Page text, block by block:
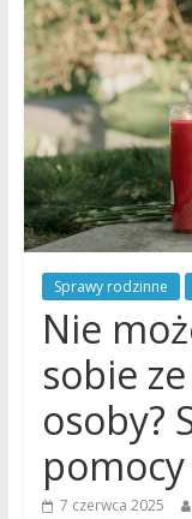
Sprawy rodzinne
Nie
sobie
osoby?
7 czerwca 2025